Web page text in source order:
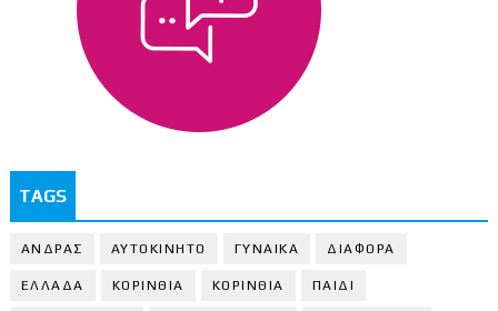
TAGS
ΑΝΔΡΑΣ ΑΥΤΟΚΙΝΗΤΟ ΓΥΝΑΙΚΑ ΔΙΑΦΟΡΑ
ΕΛΛΑΔΑ ΚΟΡΙΝΘΙΑ ΚΟΡΙΝΘΙA ΠΑΙΔΙ